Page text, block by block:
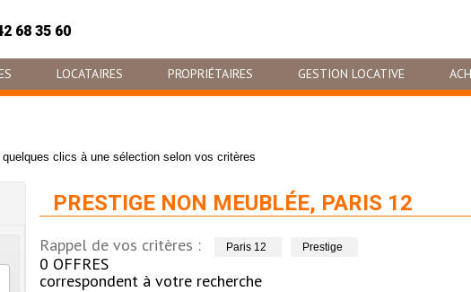
68 35 60
LOCATAIRES PROPRIÉTAIRES GESTION LOCATIVE
clics à une sélection selon vos critères
PRESTIGE NON MEUBLÉE, PARIS 12
Rappel de vos critères : Paris 12 Prestige
0 OFFRES
correspondent à votre recherche